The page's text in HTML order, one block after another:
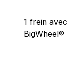
1 frein
BigWheel®